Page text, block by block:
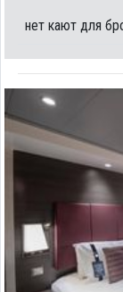
нет кают для